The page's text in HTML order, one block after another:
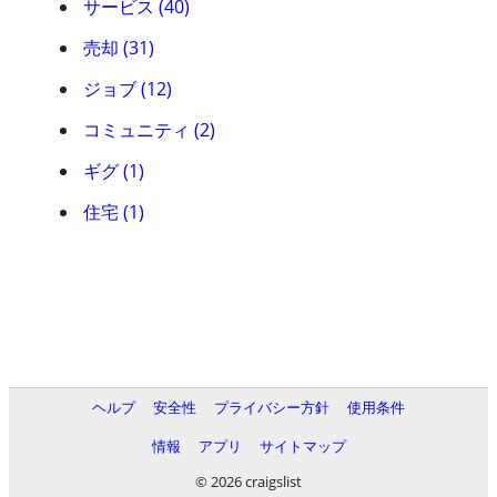
サービス (40)
売却 (31)
ジョブ (12)
コミュニティ (2)
ギグ (1)
住宅 (1)
ヘルプ 安全性 プライバシー方針
使用条件
情報
アプリ
サイトマップ
© 2026 craigslist